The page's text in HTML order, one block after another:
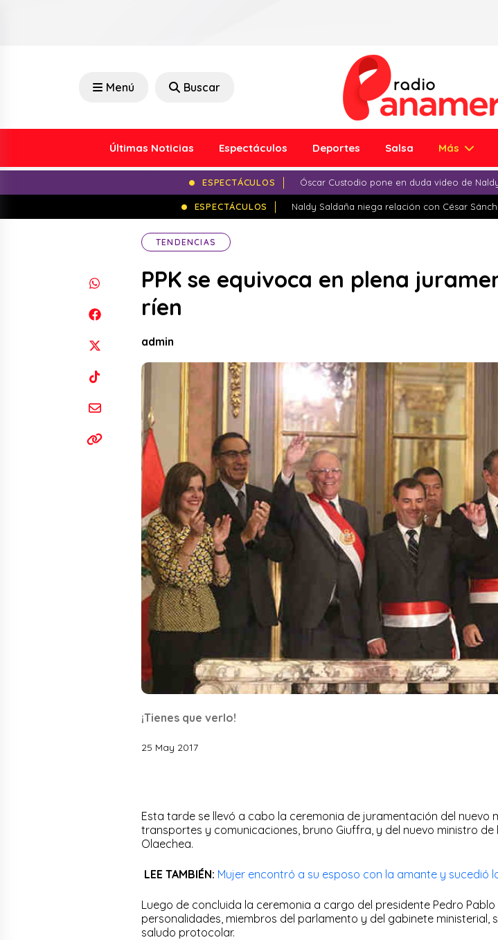
Menú Buscar
Últimas Noticias Espectáculos Deportes Salsa Más
ESPECTÁCULOS Óscar Custodio pone en duda video de
ESPECTÁCULOS Naldy Saldaña niega relación con César
TENDENCIAS
PPK se equivoca en plena
ríen
admin
¡Tienes que verlo!
25 May 2017
Esta tarde se llevó a cabo la ceremonia de juramentación del nuevo
transportes y comunicaciones, bruno Giuffra, y del nuevo ministro de
Olaechea.
LEE TAMBIÉN: Mujer encontró a su esposo con la amante y sucedió
Luego de concluida la ceremonia a cargo del presidente Pedro Pablo
personalidades, miembros del parlamento y del gabinete ministerial,
saludo protocolar.